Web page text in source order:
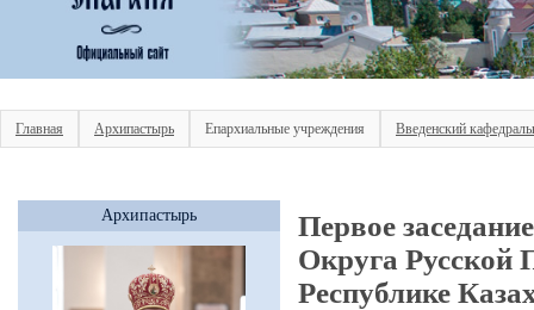
Главная Архипастырь Епархиальные учреждения Введенский
Архипастырь
Первое
Округа Русской
Республике